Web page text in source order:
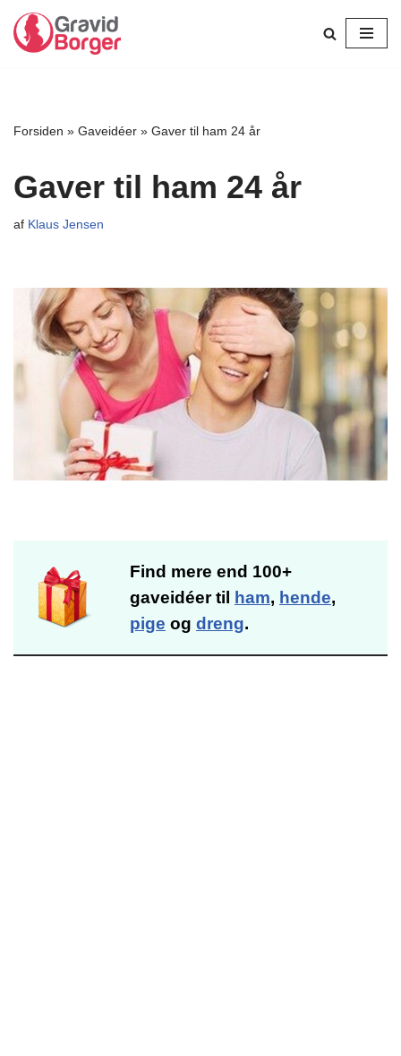
Spring
Forsiden » Gaveidéer » Gaver til ham 24 år
Gaver til ham 24 år
af Klaus Jensen
Find mere end 100+
gaveidéer til
ham, hende,
pige og dreng.